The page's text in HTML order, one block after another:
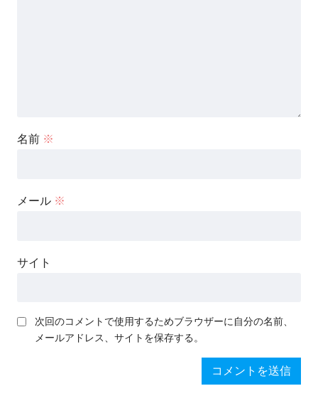
名前 ※
メール ※
サイト
次回のコメントで使用するためブラウザーに自分の名前、
メールアドレス、サイトを保存する。